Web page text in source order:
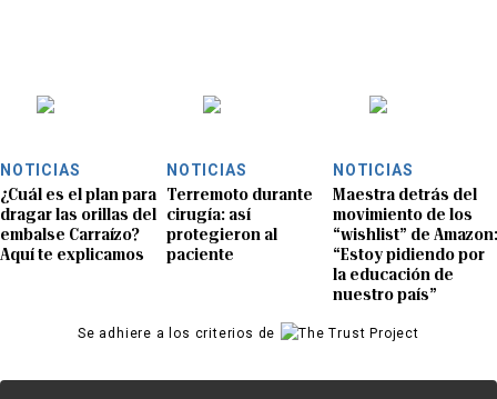
NOTICIAS
¿Cuál es el plan para
dragar las orillas del
embalse Carraízo?
Aquí te explicamos
NOTICIAS
Terremoto durante
cirugía: así
protegieron al
paciente
NOTICIAS
Maestra detrás del
movimiento de los
“wishlist” de Amazon:
“Estoy pidiendo por
la educación de
nuestro país”
Se adhiere a los criterios de